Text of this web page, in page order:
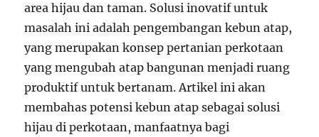
area hijau dan taman. Solusi inovatif untuk
masalah ini adalah pengembangan kebun atap,
yang merupakan konsep pertanian perkotaan
yang mengubah atap bangunan menjadi ruang
produktif untuk bertanam. Artikel ini akan
membahas potensi kebun atap sebagai solusi
hijau di perkotaan, manfaatnya bagi